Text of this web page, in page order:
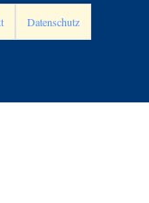
Datenschutz